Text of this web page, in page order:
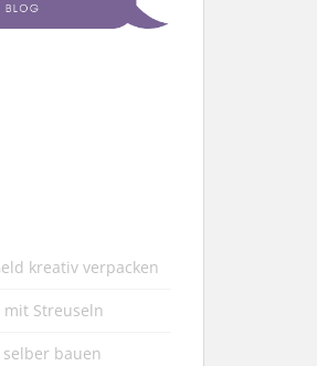
kreativ verpacken
mit Streuseln
selber bauen